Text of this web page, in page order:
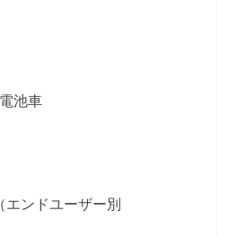
池車
エンドユーザー別